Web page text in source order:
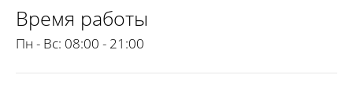
Время работы
Пн - Вс: 08:00 - 21:00